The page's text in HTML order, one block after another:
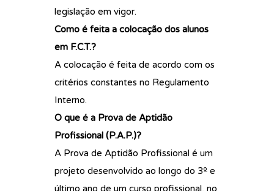
legislação em vigor.
Como é feita a colocação dos alunos
em F.C.T.?
A colocação é feita de acordo com os
critérios constantes no Regulamento
Interno.
O que é a Prova de Aptidão
Profissional (P.A.P.)?
A Prova de Aptidão Profissional é um
projeto desenvolvido ao longo do 3º e
último ano de um curso profissional, no